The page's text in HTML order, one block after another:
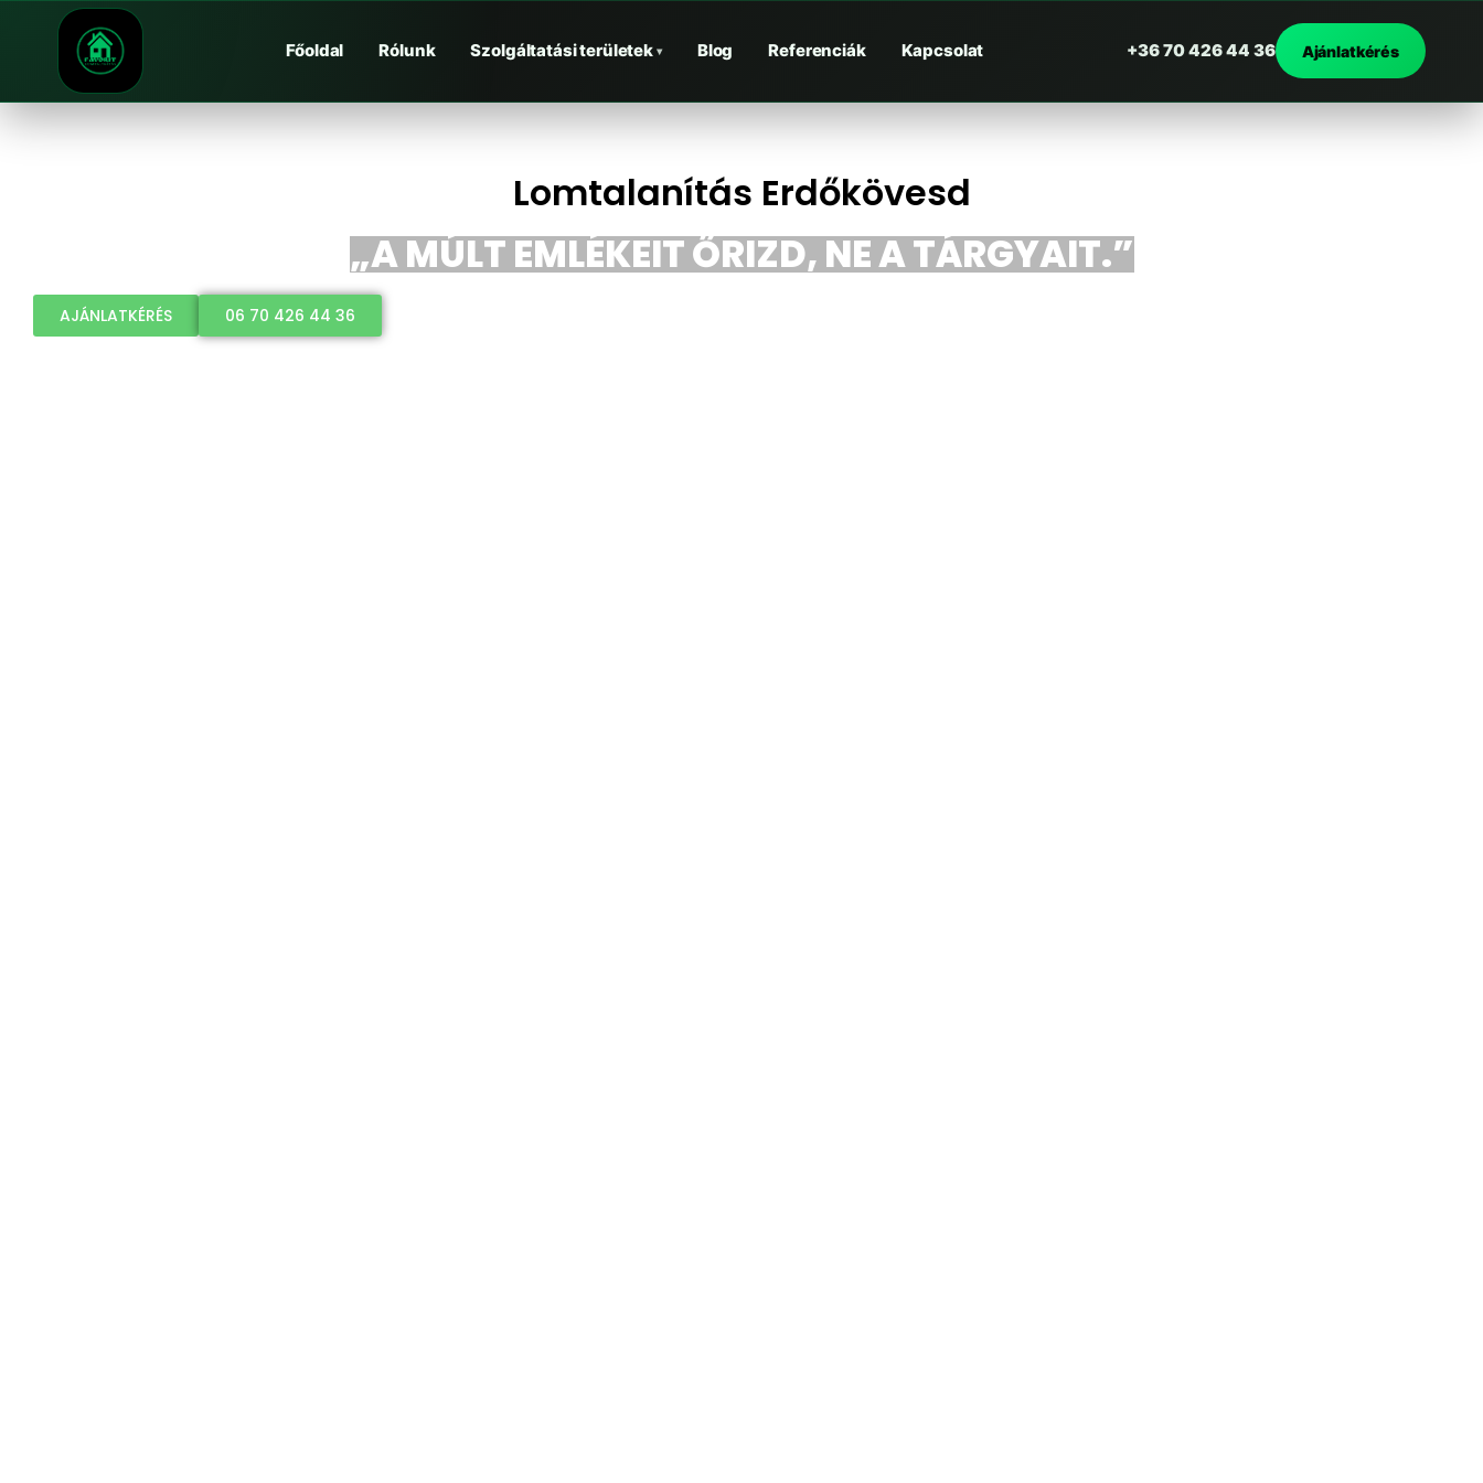
Főoldal Rólunk Szolgáltatási területek ▾ Blog Referenciák Kapcsolat +36 70 426 44 36 Ajánlatkérés
Lomtalanítás Erdőkövesd
„A MÚLT EMLÉKEIT ŐRIZD, NE A TÁRGYAIT.”
AJÁNLATKÉRÉS 06 70 426 44 36